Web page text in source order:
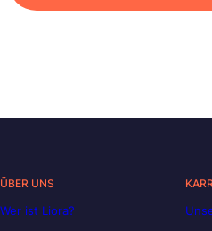
ÜBER UNS
Wer ist Liora?